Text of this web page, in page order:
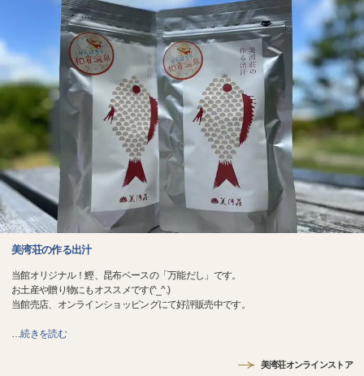
美湾荘の作る出汁
当館オリジナル！鰹、昆布ベースの「万能だし」です。
お土産や贈り物にもオススメです(^_^.)
当館売店、オンラインショッピングにて好評販売中です。
…続きを読む
美湾荘オンラインストア